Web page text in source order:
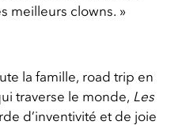
meilleurs clowns. »
la famille, road trip en
traverse le monde, Les
d’inventivité et de joie